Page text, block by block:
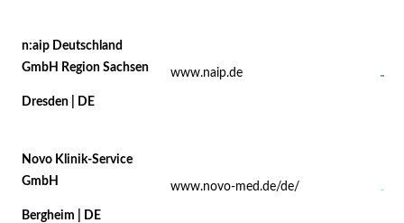
n:aip Deutschland
GmbH Region Sachsen
Dresden | DE
www.naip.de
Novo Klinik-Service
GmbH
Bergheim | DE
www.novo-med.de/de/